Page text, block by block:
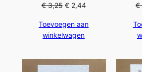
€3,25 €2,44
Toevoegen aan
winkelwagen
€